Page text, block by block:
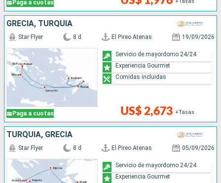
Paga a cuotas
GRECIA, TURQUÍA
Paga a cuotas
Star Flyer 8 d El Pireo Atenas 19/09/2026
US$ 2,673 +Tasas
Servicio de mayordomo 24/24
Experiencia Gourmet
Comidas incluidas
TURQUÍA, GRECIA
Star Flyer 8 d El Pireo Atenas 05/09/2026
Servicio de mayordomo 24/24
Experiencia Gourmet